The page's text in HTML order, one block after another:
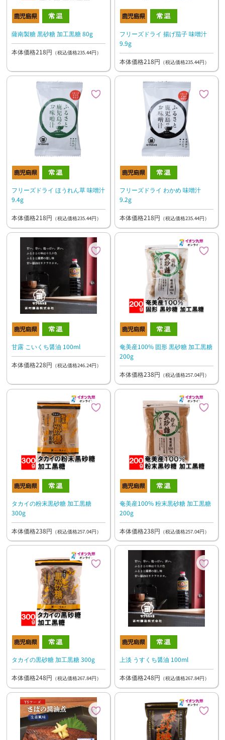
薩南製糖 黒砂糖 加工黒糖 80g
本体価格218円 （税込価格235.44円）
フリーズドライ 揚げ茄子 味噌汁
9.9g
本体価格218円 （税込価格235.44円）
フリーズドライ ほうれん草 味噌汁
9.4g
本体価格218円 （税込価格235.44円）
フリーズドライ わかめ 味噌汁
9.2g
本体価格218円 （税込価格235.44円）
甘露 こいくち醤油 100ml
本体価格228円 （税込価格246.24円）
奄美産100% 固形 黒砂糖 加工黒糖
200g
本体価格238円 （税込価格257.04円）
タカイの粉末黒砂糖 加工黒糖
300g
本体価格238円 （税込価格257.04円）
奄美産100% 粉末黒砂糖 加工黒糖
200g
本体価格238円 （税込価格257.04円）
タカイの黒砂糖 加工黒糖 300g
本体価格248円 （税込価格267.84円）
上淡 うすくち醤油 100ml
本体価格248円 （税込価格267.84円）